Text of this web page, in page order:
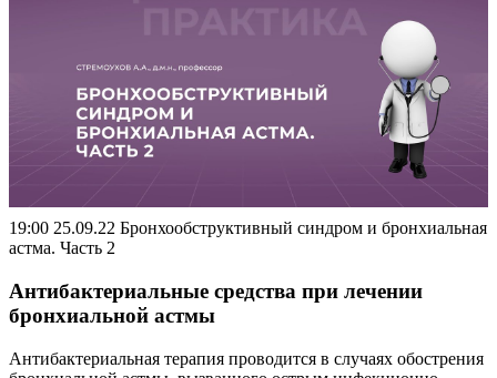
19:00 25.09.22 Бронхообструктивный синдром и бронхиальная
астма. Часть 2
Антибактериальные средства при лечении
бронхиальной астмы
Антибактериальная терапия проводится в случаях обострения